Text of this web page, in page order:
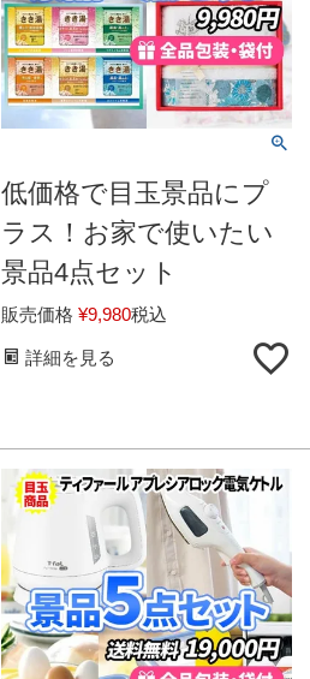
低価格で目玉景品にプ
ラス！お家で使いたい
景品4点セット
販売価格 ¥9,980税込
詳細を見る